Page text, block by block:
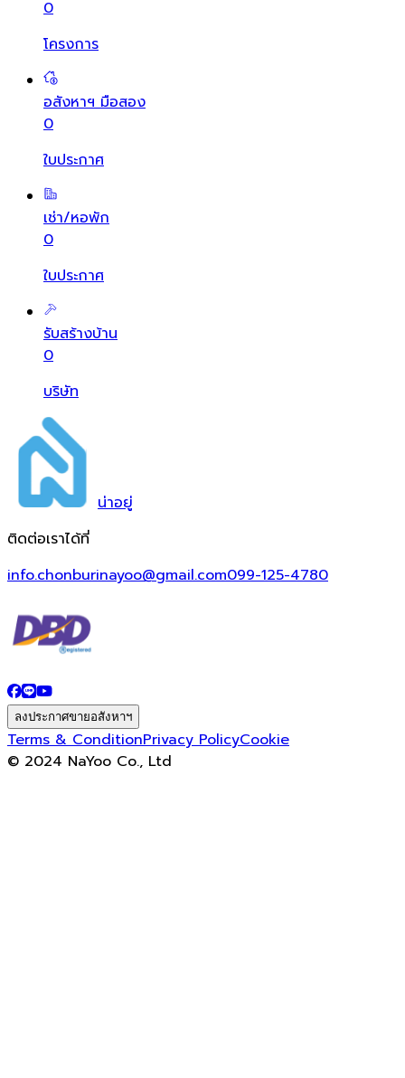
0
โครงการ
อสังหาฯ มือสอง
0
ใบประกาศ
เช่า/หอพัก
0
ใบประกาศ
รับสร้างบ้าน
0
บริษัท
น่าอยู่
ติดต่อเราได้ที่
info.chonburinayoo@gmail.com099-125-4780
ลงประกาศขายอสังหาฯ
Terms & ConditionPrivacy PolicyCookie
© 2024 NaYoo Co., Ltd